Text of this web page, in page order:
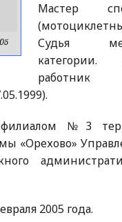
Мастер
Судья
категории.
работник
№3
«Орехово»
2005 года.